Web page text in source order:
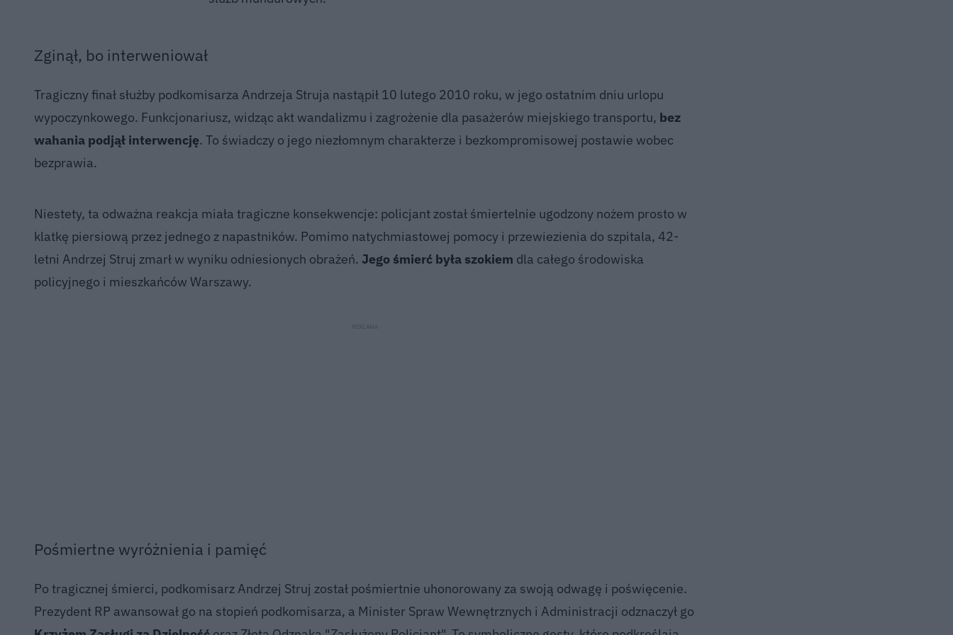
Zginął, bo interweniował
Tragiczny finał służby podkomisarza Andrzeja Struja nastąpił 10 lutego 2010 roku, w jego ostatnim dniu urlopu
wypoczynkowego. Funkcjonariusz, widząc akt wandalizmu i zagrożenie dla pasażerów miejskiego transportu, bez
wahania podjął interwencję. To świadczy o jego niezłomnym charakterze i bezkompromisowej postawie wobec
bezprawia.
Niestety, ta odważna reakcja miała tragiczne konsekwencje: policjant został śmiertelnie ugodzony nożem prosto w
klatkę piersiową przez jednego z napastników. Pomimo natychmiastowej pomocy i przewiezienia do szpitala, 42-
letni Andrzej Struj zmarł w wyniku odniesionych obrażeń. Jego śmierć była szokiem dla całego środowiska
policyjnego i mieszkańców Warszawy.
Pośmiertne wyróżnienia i pamięć
Po tragicznej śmierci, podkomisarz Andrzej Struj został pośmiertnie uhonorowany za swoją odwagę i poświęcenie.
Prezydent RP awansował go na stopień podkomisarza, a Minister Spraw Wewnętrznych i Administracji odznaczył go